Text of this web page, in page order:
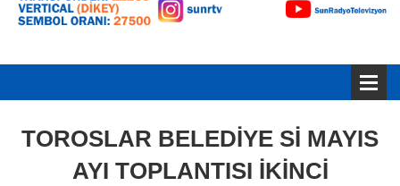
TOROSLAR BELEDİYE Sİ MAYIS
AYI TOPLANTISI İKİNCİ